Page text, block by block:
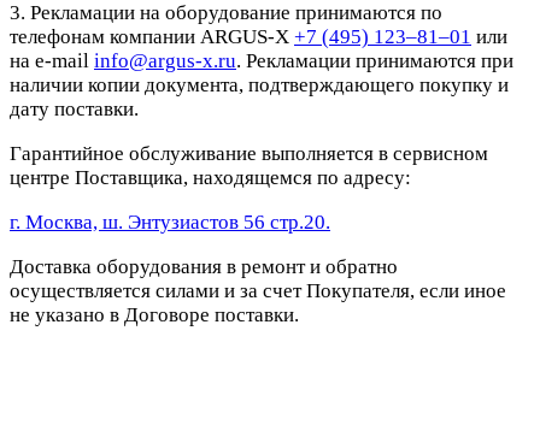
3. Рекламации на оборудование принимаются по
телефонам компании ARGUS-X +7 (495) 123–81–01 или
на e-mail info@argus-x.ru. Рекламации принимаются при
наличии копии документа, подтверждающего покупку и
дату поставки.
Гарантийное обслуживание выполняется в сервисном
центре Поставщика, находящемся по адресу:
г. Москва, ш. Энтузиастов 56 стр.20.
Доставка оборудования в ремонт и обратно
осуществляется силами и за счет Покупателя, если иное
не указано в Договоре поставки.